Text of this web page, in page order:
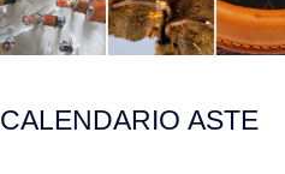
CALENDARIO ASTE